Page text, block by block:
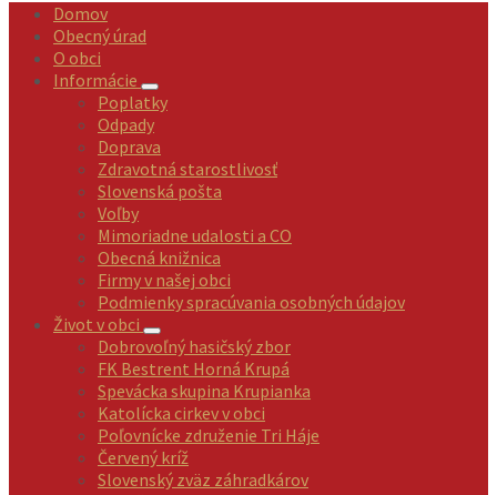
Domov
Obecný úrad
O obci
Informácie
Poplatky
Odpady
Doprava
Zdravotná starostlivosť
Slovenská pošta
Voľby
Mimoriadne udalosti a CO
Obecná knižnica
Firmy v našej obci
Podmienky spracúvania osobných údajov
Život v obci
Dobrovoľný hasičský zbor
FK Bestrent Horná Krupá
Spevácka skupina Krupianka
Katolícka cirkev v obci
Poľovnícke združenie Tri Háje
Červený kríž
Slovenský zväz záhradkárov